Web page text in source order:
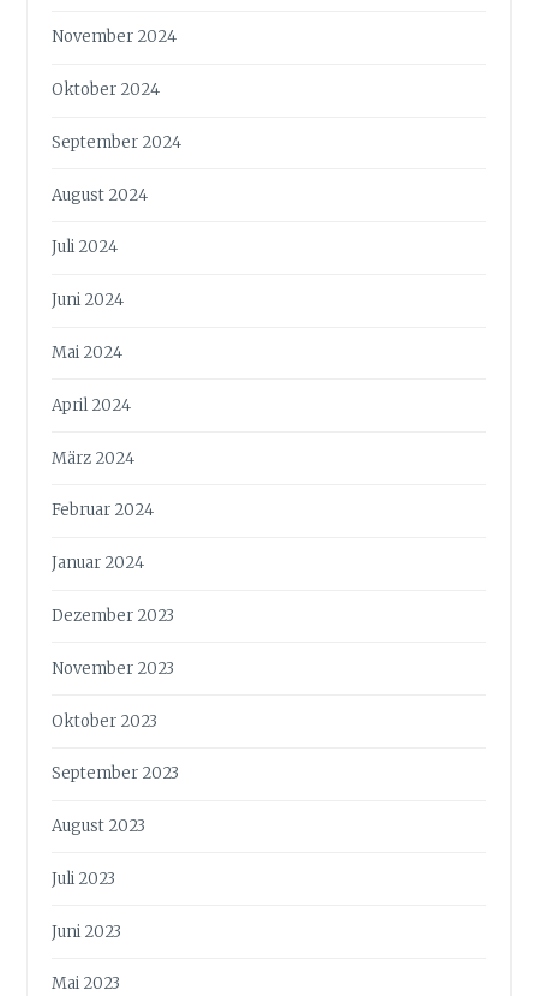
November 2024
Oktober 2024
September 2024
August 2024
Juli 2024
Juni 2024
Mai 2024
April 2024
März 2024
Februar 2024
Januar 2024
Dezember 2023
November 2023
Oktober 2023
September 2023
August 2023
Juli 2023
Juni 2023
Mai 2023